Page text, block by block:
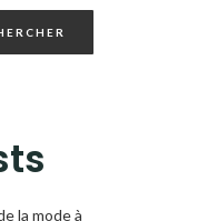
la mode à